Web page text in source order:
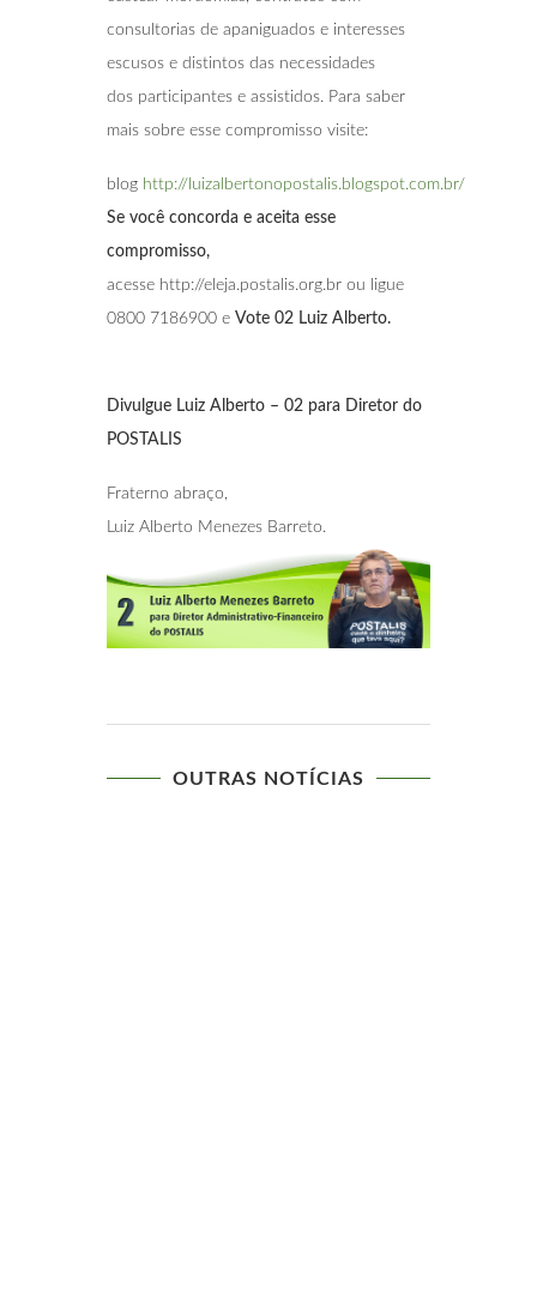
consultorias de apaniguados e interesses
escusos e distintos das necessidades
dos participantes e assistidos. Para saber
mais sobre esse compromisso visite:
blog http://luizalbertonopostalis.blogspot.com.br/
Se você concorda e aceita esse
compromisso,
acesse http://eleja.postalis.org.br ou ligue
0800 7186900 e Vote 02 Luiz Alberto.
Divulgue Luiz Alberto – 02 para Diretor do
POSTALIS
Fraterno abraço,
Luiz Alberto Menezes Barreto.
OUTRAS NOTÍCIAS